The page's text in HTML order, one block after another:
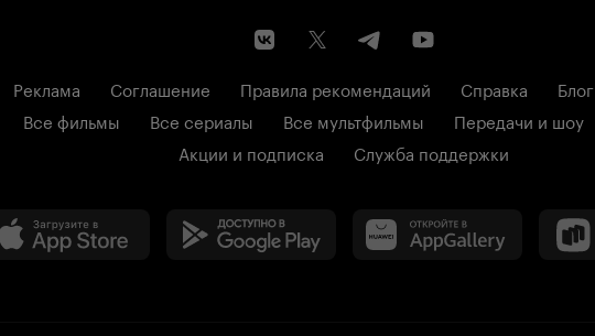
Реклама Соглашение Правила рекомендаций Справка Блог
Все фильмы Все сериалы Все мультфильмы Передачи и шоу
Акции и подписка
Служба поддержки